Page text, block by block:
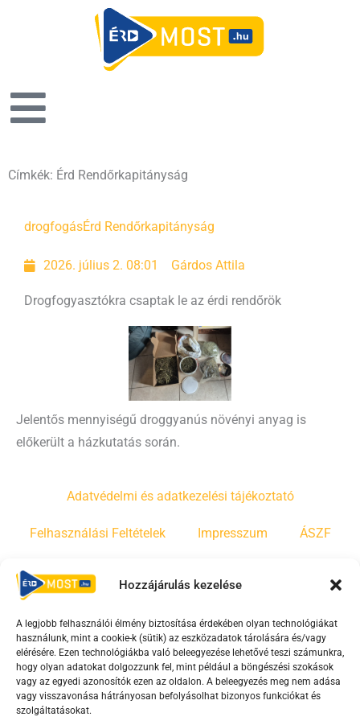
Hozzájárulás kezelése
A legjobb felhasználói élmény biztosítása érdekében olyan technológiákat
használunk, mint a cookie-k (sütik) az eszközadatok tárolására és/vagy
elérésére. Ezen technológiákba való beleegyezése lehetővé teszi számunkra,
hogy olyan adatokat dolgozzunk fel, mint például a böngészési szokások
vagy az egyedi azonosítók ezen az oldalon. A beleegyezés meg nem adása
vagy visszavonása hátrányosan befolyásolhat bizonyos funkciókat és
szolgáltatásokat.
Címkék: Érd Rendőrkapitányság
drogfogásÉrd Rendőrkapitányság
2026. július 2. 08:01 Gárdos Attila
Drogfogyasztókra csaptak le az érdi rendőrök
Jelentős mennyiségű droggyanús növényi anyag is
előkerült a házkutatás során.
Adatvédelmi és adatkezelési tájékoztató
Felhasználási Feltételek Impresszum ÁSZF
Irányelvek
F
a
c
e
b
Y
o
u
t
u
T
i
k
t